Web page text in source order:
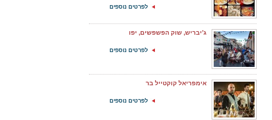
לפרטים נוספים
ג’יבריש, שוק הפשפשים, יפו
לפרטים נוספים
אימפריאל קוקטייל בר
לפרטים נוספים